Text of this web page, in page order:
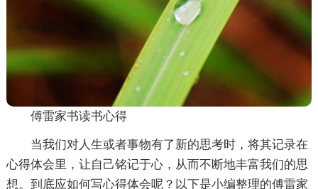
傅雷家书读书心得
当我们对人生或者事物有了新的思考时，将其记录在
心得体会里，让自己铭记于心，从而不断地丰富我们的思
想。到底应如何写心得体会呢？以下是小编整理的傅雷家